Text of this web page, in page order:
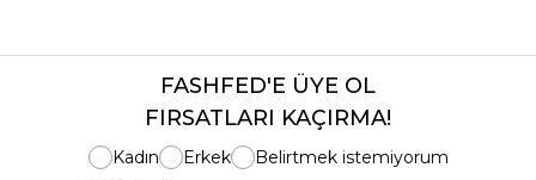
FASHFED'E ÜYE OL
FIRSATLARI KAÇIRMA!
Kadın Erkek
Belirtmek istemiyorum